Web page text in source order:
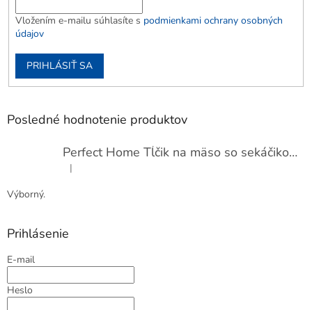
Vložením e-mailu súhlasíte s podmienkami ochrany osobných
údajov
PRIHLÁSIŤ SA
Posledné hodnotenie produktov
Perfect Home Tĺčik na mäso so sekáčikom, 56893
Hodnotenie produktu je 5 z 5 hviezdičiek.
|
Výborný.
Prihlásenie
E-mail
Heslo